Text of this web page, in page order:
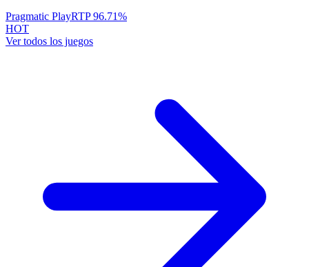
Pragmatic PlayRTP96.71%
HOT
Ver todos los juegos